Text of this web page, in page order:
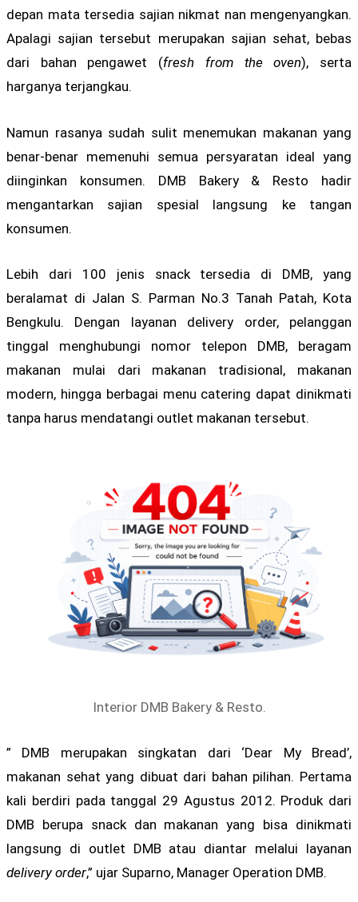
depan mata tersedia sajian nikmat nan mengenyangkan.
Apalagi sajian tersebut merupakan sajian sehat, bebas
dari bahan pengawet (fresh from the oven), serta
harganya terjangkau.
Namun rasanya sudah sulit menemukan makanan yang
benar-benar memenuhi semua persyaratan ideal yang
diinginkan konsumen. DMB Bakery & Resto hadir
mengantarkan sajian spesial langsung ke tangan
konsumen.
Lebih dari 100 jenis snack tersedia di DMB, yang
beralamat di Jalan S. Parman No.3 Tanah Patah, Kota
Bengkulu. Dengan layanan delivery order, pelanggan
tinggal menghubungi nomor telepon DMB, beragam
makanan mulai dari makanan tradisional, makanan
modern, hingga berbagai menu catering dapat dinikmati
tanpa harus mendatangi outlet makanan tersebut.
Interior DMB Bakery & Resto.
” DMB merupakan singkatan dari ‘Dear My Bread’,
makanan sehat yang dibuat dari bahan pilihan. Pertama
kali berdiri pada tanggal 29 Agustus 2012. Produk dari
DMB berupa snack dan makanan yang bisa dinikmati
langsung di outlet DMB atau diantar melalui layanan
delivery order,” ujar Suparno, Manager Operation DMB.